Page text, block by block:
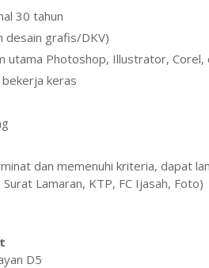
30 tahun
desain grafis/DKV)
utama Photoshop, Illustrator, Corel,
keras
dan memenuhi kriteria, dapat
Lamaran, KTP, FC Ijasah, Foto)
D5